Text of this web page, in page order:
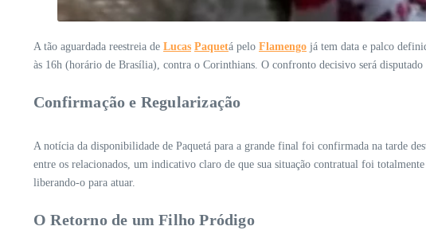
A tão aguardada reestreia de Lucas Paquetá pelo Flamengo já tem data e palco
às 16h (horário de Brasília), contra o Corinthians. O confronto decisivo será
Confirmação e Regularização
A notícia da disponibilidade de Paquetá para a grande final foi confirmada na tarde
entre os relacionados, um indicativo claro de que sua situação contratual foi
liberando-o para atuar.
O Retorno de um Filho Pródigo